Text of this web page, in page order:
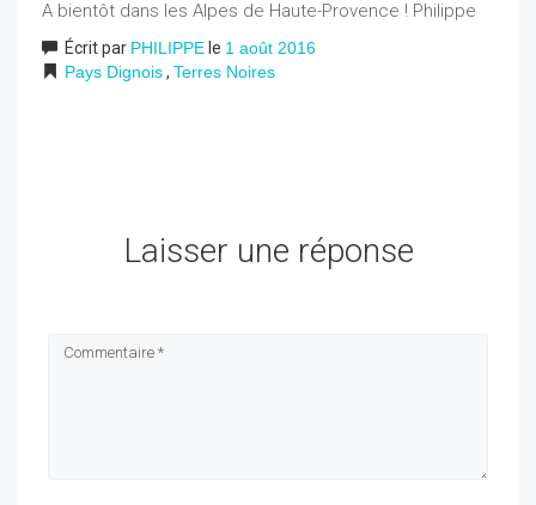
A bientôt dans les Alpes de Haute-Provence ! Philippe
Écrit par PHILIPPE le 1 août 2016
Pays Dignois, Terres Noires
Laisser une réponse